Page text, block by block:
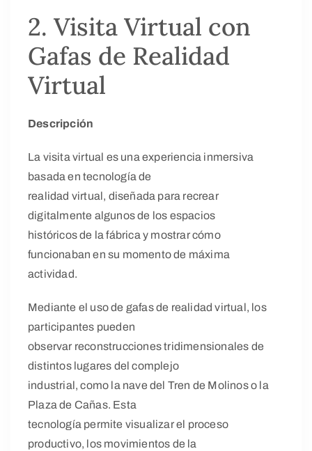
2. Visita Virtual con
Gafas de Realidad
Virtual
Descripción
La visita virtual es una experiencia inmersiva
basada en tecnología de
realidad virtual, diseñada para recrear
digitalmente algunos de los espacios
históricos de la fábrica y mostrar cómo
funcionaban en su momento de máxima
actividad.
Mediante el uso de gafas de realidad virtual, los
participantes pueden
observar reconstrucciones tridimensionales de
distintos lugares del complejo
industrial, como la nave del Tren de Molinos o la
Plaza de Cañas. Esta
tecnología permite visualizar el proceso
productivo, los movimientos de la